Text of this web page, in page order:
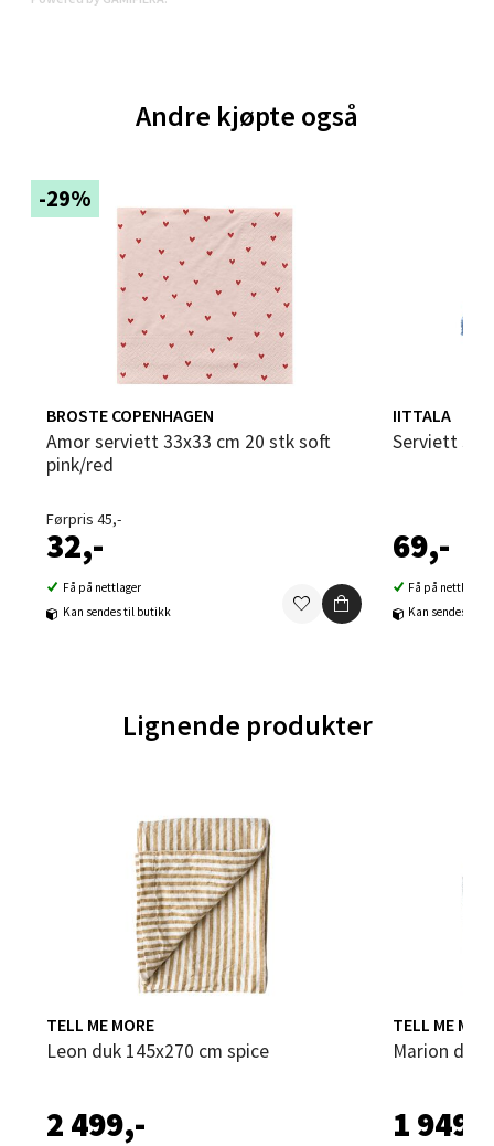
Andre kjøpte også
-29%
BROSTE COPENHAGEN
Amor serviett 33x33 cm 20 stk soft
pink/red
Førpris 45,-
32,-
Få på nettlager
Kan sendes til butikk
IITTALA
Serviett
69,-
Få på nettlager
Kan sendes til
Lignende produkter
TELL ME MORE
Leon duk 145x270 cm spice
2 499,-
TELL ME
Marion
1 949,-
Bergen - Thon Senter Sartor
Sartorvegen 12, 5353 Straume
Åpent i dag 10-21
0 i butikk
Falkenborgveien 5, 7044 Trondheim
Åpent i dag 09-21
0 i butikk
Ski Storsenter, Jernbanesvingen 6, 1400 Ski
Åpent i dag 10-21
0 i butikk
Sortland - Sortland Storsenter
Åpent i dag 10-19